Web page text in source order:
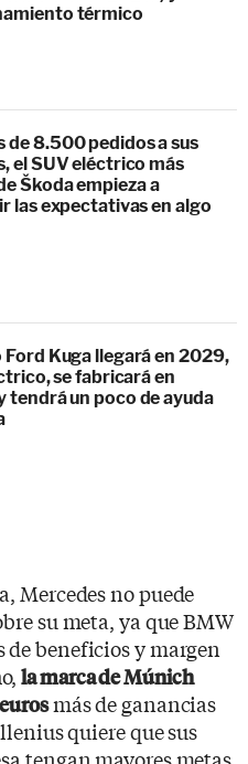
térmico
de 8.500 pedidos a sus
el SUV eléctrico más
Škoda empieza a
las expectativas en algo
Ford Kuga llegará en 2029,
se fabricará en
tendrá un poco de ayuda
Mercedes no puede
su meta, ya que BMW
beneficios y margen
la marca de Múnich
más de ganancias
quiere que sus